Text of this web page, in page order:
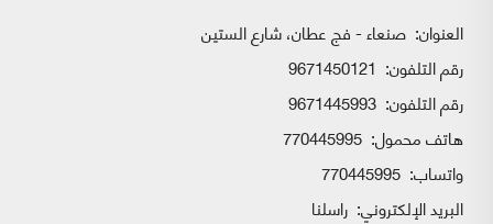
العنوان: صنعاء - فج عطان، شارع الستين
رقم التلفون: 9671450121
رقم التلفون: 9671445993
هاتف محمول: 770445995
واتساب:
البريد الإلكتروني: راسلنا